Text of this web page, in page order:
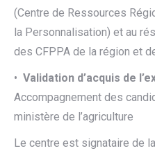
(Centre de Ressources
la Personnalisation) et au
des CFPPA de la région et
• Validation d’acquis de
Accompagnement des
ministère de l’agriculture
Le centre est signataire de la